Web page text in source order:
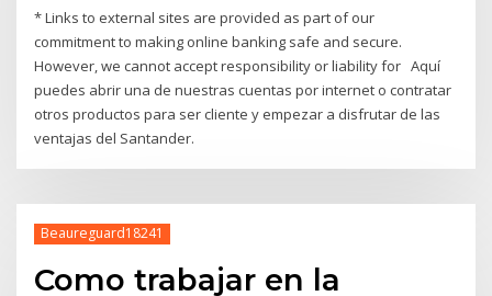
* Links to external sites are provided as part of our
commitment to making online banking safe and secure.
However, we cannot accept responsibility or liability for Aquí
puedes abrir una de nuestras cuentas por internet o contratar
otros productos para ser cliente y empezar a disfrutar de las
ventajas del Santander.
Beaureguard18241
Como trabajar en la